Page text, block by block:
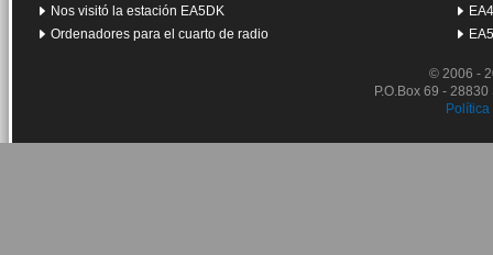
Nos visitó la estación EA5DK
Ordenadores para el cuarto de radio
© 2006 -
P.O.Box 69 -